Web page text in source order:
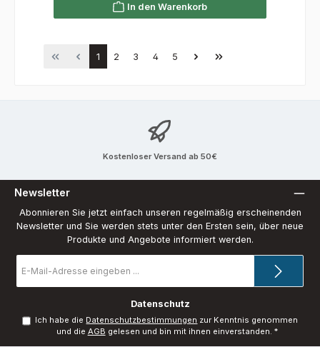
In den Warenkorb
Seite
1 Seite
2 Seite
3 Seite
4 Seite
5
Kostenloser Versand ab 50€
Newsletter
Abonnieren Sie jetzt einfach unseren regelmäßig erscheinenden
Newsletter und Sie werden stets unter den Ersten sein, über neue
Produkte und Angebote informiert werden.
Mail-
*
Datenschutz
Ich habe die Datenschutzbestimmungen zur Kenntnis genommen
und die AGB gelesen und bin mit ihnen einverstanden. *